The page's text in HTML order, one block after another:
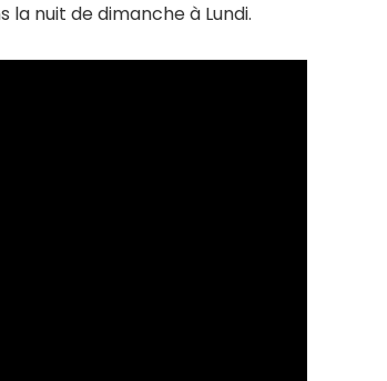
nuit de dimanche à Lundi.